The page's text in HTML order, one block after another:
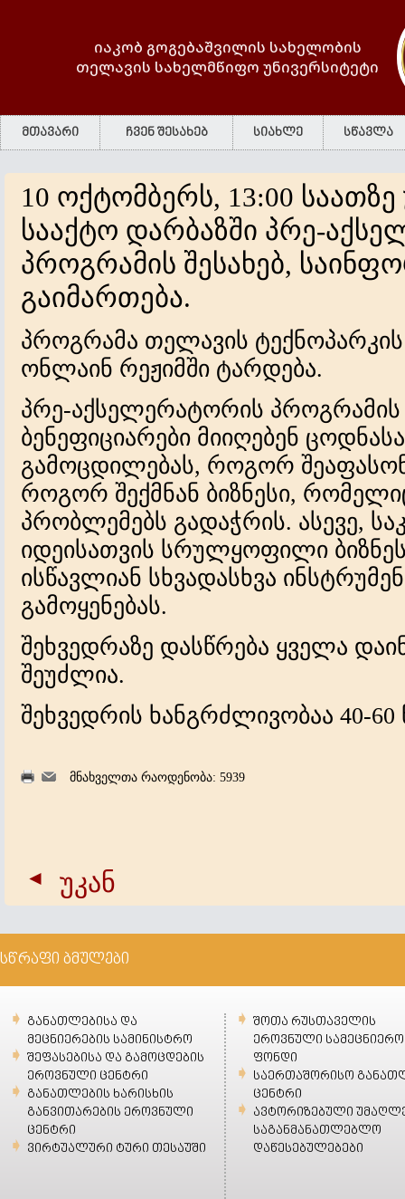
იაკობ გოგებაშვილის სახელობის
თელავის სახელმწიფო უნივერსიტეტი
მთავარი ჩვენ შესახებ სიახლე სწავლა
10 ოქტომბერს, 13:00 საათზე
სააქტო დარბაზში პრე-
პროგრამის შესახებ,
გაიმართება.
პროგრამა თელავის ტექნოპარკის
ონლაინ რეჟიმში ტარდება.
პრე-აქსელერატორის
ბენეფიციარები მიიღებენ
გამოცდილებას, როგორ
როგორ შექმნან ბიზნესი,
პრობლემებს გადაჭრის. ასევე,
იდეისათვის სრულყოფილი
ისწავლიან სხვადასხვა
გამოყენებას.
შეხვედრაზე დასწრება ყველა
შეუძლია.
შეხვედრის ხანგრძლივობაა 40-60
მნახველთა რაოდენობა: 5939
უკან
სწრაფი ბმულები
განათლებისა და
მეცნიერების სამინისტრო
შეფასებისა და გამოცდების
ეროვნული ცენტრი
განათლების ხარისხის
განვითარების ეროვნული
ცენტრი
ვირტუალური ტური თესაუში
შოთა რუსთაველის
ეროვნული სამეცნიერო
ფონდი
საერთაშორისო
ცენტრი
ავტორიზებული
საგანმანათლებლო
დაწესებულებები